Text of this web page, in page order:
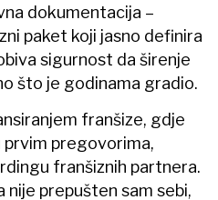
dokumentacija –
paket koji jasno definira
sigurnost da širenje
što je godinama gradio.
franšize, gdje
prvim pregovorima,
franšiznih partnera.
prepušten sam sebi,